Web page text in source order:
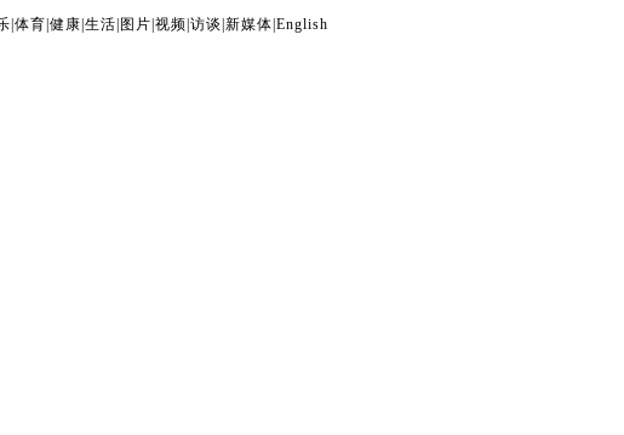
体育 健康 生活 图片 视频 访谈 新媒体 English